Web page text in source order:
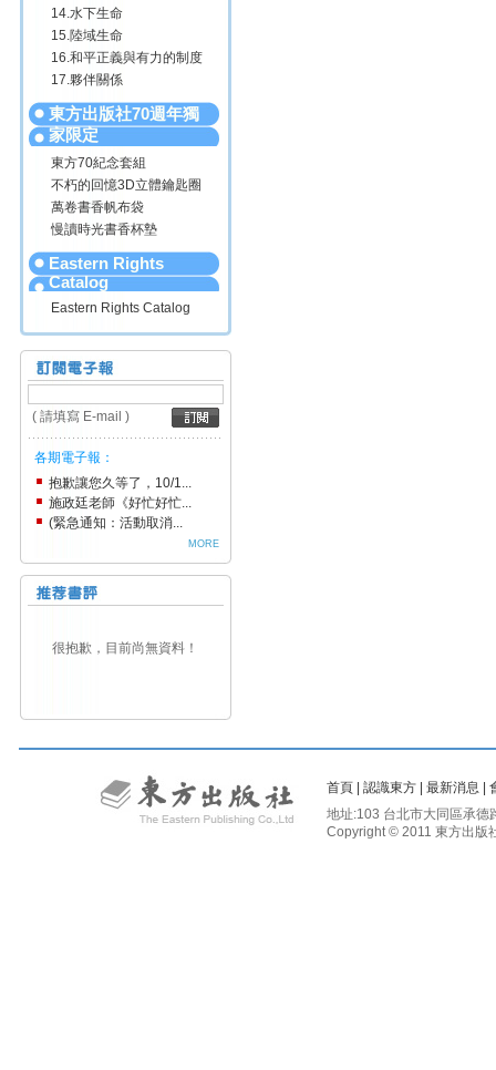
14.水下生命
15.陸域生命
16.和平正義與有力的制度
17.夥伴關係
東方出版社70週年獨
家限定
東方70紀念套組
不朽的回憶3D立體鑰匙圈
萬卷書香帆布袋
慢讀時光書香杯墊
Eastern Rights
Catalog
Eastern Rights Catalog
( 請填寫 E-mail )
各期電子報：
抱歉讓您久等了，10/1...
施政廷老師《好忙好忙...
(緊急通知：活動取消...
MORE
很抱歉，目前尚無資料！
首頁 認識東方 最新消息
地址:103 台北市大同區承
Copyright © 2011 東方出版